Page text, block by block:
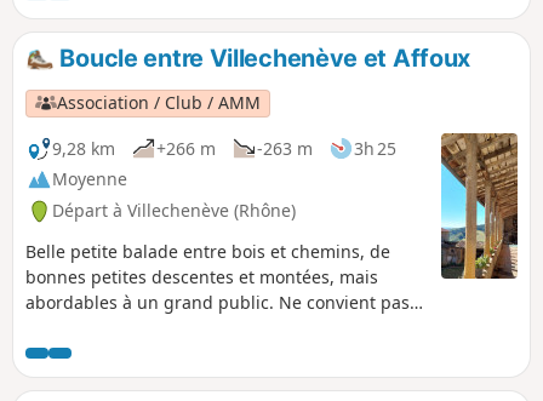
Boucle entre Villechenève et Affoux
Association / Club / AMM
9,28 km
+266 m -263 m
3h 25
Moyenne
Départ à Villechenève (Rhône)
Belle petite balade entre bois et chemins, de
bonnes petites descentes et montées, mais
abordables à un grand public. Ne convient pas